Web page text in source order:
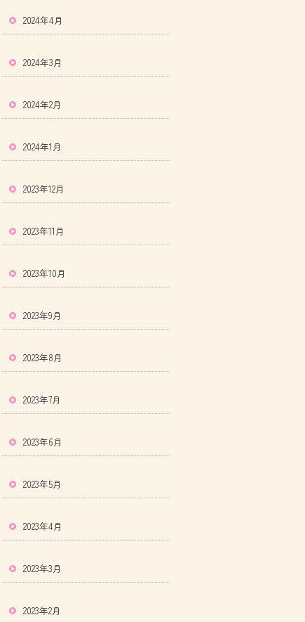
2024年4月
2024年3月
2024年2月
2024年1月
2023年12月
2023年11月
2023年10月
2023年9月
2023年8月
2023年7月
2023年6月
2023年5月
2023年4月
2023年3月
2023年2月